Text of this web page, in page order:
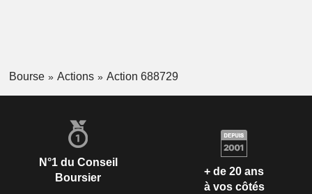
Bourse Actions Action 688729
N°1 du Conseil
Boursier
+ de 20 ans
à vos côtés